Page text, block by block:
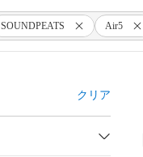
SOUNDPEATS Air5
クリア